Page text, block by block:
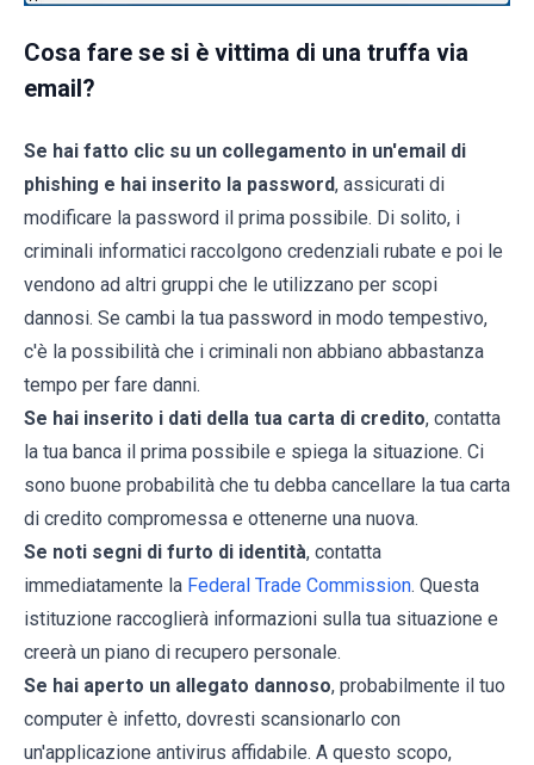
Cosa fare se si è vittima di una truffa via
email?
Se hai fatto clic su un collegamento in un'email di
phishing e hai inserito la password, assicurati di
modificare la password il prima possibile. Di solito, i
criminali informatici raccolgono credenziali rubate e poi le
vendono ad altri gruppi che le utilizzano per scopi
dannosi. Se cambi la tua password in modo tempestivo,
c'è la possibilità che i criminali non abbiano abbastanza
tempo per fare danni.
Se hai inserito i dati della tua carta di credito, contatta
la tua banca il prima possibile e spiega la situazione. Ci
sono buone probabilità che tu debba cancellare la tua carta
di credito compromessa e ottenerne una nuova.
Se noti segni di furto di identità, contatta
immediatamente la Federal Trade Commission. Questa
istituzione raccoglierà informazioni sulla tua situazione e
creerà un piano di recupero personale.
Se hai aperto un allegato dannoso, probabilmente il tuo
computer è infetto, dovresti scansionarlo con
un'applicazione antivirus affidabile. A questo scopo,